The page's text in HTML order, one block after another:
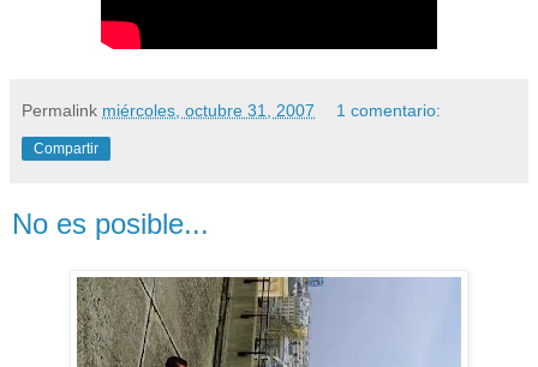
Permalink miércoles, octubre 31, 2007 1 comentario:
Compartir
No es posible...